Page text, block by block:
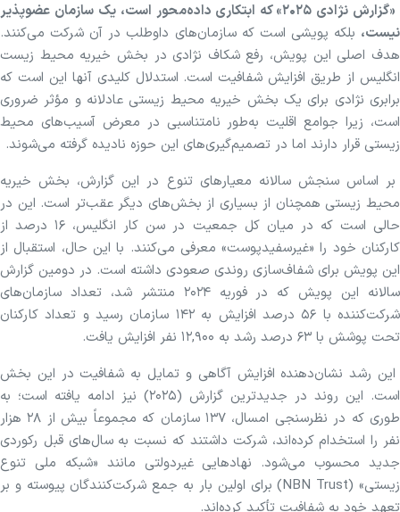
«گزارش نژادی ۲۰۲۵» که ابتکاری داده‌محور است، یک سازمان عضوپذیر
نیست، بلکه پویشی است که سازمان‌های داوطلب در آن شرکت می‌کنند.
هدف اصلی این پویش، رفع شکاف نژادی در بخش خیریه محیط زیست
انگلیس از طریق افزایش شفافیت است. استدلال کلیدی آنها این است که
برابری نژادی برای یک بخش خیریه محیط زیستی عادلانه و مؤثر ضروری
است، زیرا جوامع اقلیت به‌طور نامتناسبی در معرض آسیب‌های محیط
زیستی قرار دارند اما در تصمیم‌گیری‌های این حوزه نادیده گرفته می‌شوند.
بر اساس سنجش سالانه معیارهای تنوع در این گزارش، بخش خیریه
محیط زیستی همچنان از بسیاری از بخش‌های دیگر عقب‌تر است. این در
حالی است که در میان کل جمعیت در سن کار انگلیس، ۱۶ درصد از
کارکنان خود را «غیرسفیدپوست» معرفی می‌کنند. با این حال، استقبال از
این پویش برای شفاف‌سازی روندی صعودی داشته است. در دومین گزارش
سالانه این پویش که در فوریه ۲۰۲۴ منتشر شد، تعداد سازمان‌های
شرکت‌کننده با ۵۶ درصد افزایش به ۱۴۲ سازمان رسید و تعداد کارکنان
تحت پوشش با ۶۳ درصد رشد به ۱۲,۹۰۰ نفر افزایش یافت.
این رشد نشان‌دهنده افزایش آگاهی و تمایل به شفافیت در این بخش
است. این روند در جدیدترین گزارش (۲۰۲۵) نیز ادامه یافته است؛ به
طوری که در نظرسنجی امسال، ۱۳۷ سازمان که مجموعاً بیش از ۲۸ هزار
نفر را استخدام کرده‌اند، شرکت داشتند که نسبت به سال‌های قبل رکوردی
جدید محسوب می‌شود. نهادهایی غیردولتی مانند «شبکه ملی تنوع
زیستی» (NBN Trust) برای اولین بار به جمع شرکت‌کنندگان پیوسته و بر